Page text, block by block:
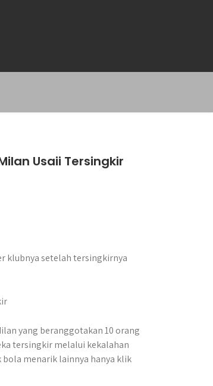
Usaii Tersingkir
klubnya setelah tersingkirnya
yang beranggotakan 10 orang
tersingkir melalui kekalahan
menarik lainnya hanya klik